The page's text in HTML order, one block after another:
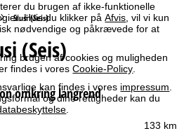
du brugen af ikke-funktionelle
Hvis du klikker påAfvis , vil vi kun
nødvendige og påkrævede for at
brugen af cookies og muligheden
findes i voresCookie-Policy
kan findes i vores impressum
og dine rettigheder kan du
Siusi (Seis)
(Seis)
omkring langrend
133 km